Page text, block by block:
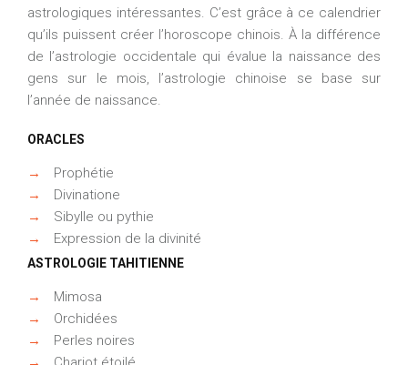
astrologiques intéressantes. C’est grâce à ce calendrier
qu’ils puissent créer l’horoscope chinois. À la différence
de l’astrologie occidentale qui évalue la naissance des
gens sur le mois, l’astrologie chinoise se base sur
l’année de naissance.
ORACLES
→
Prophétie
→
Divinatione
→
Sibylle ou pythie
→
Expression de la divinité
ASTROLOGIE TAHITIENNE
→
Mimosa
→
Orchidées
→
Perles noires